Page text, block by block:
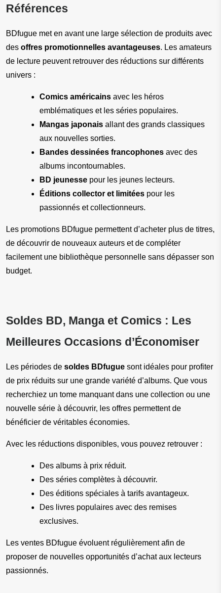
Références
BDfugue met en avant une large sélection de produits avec
des offres promotionnelles avantageuses. Les amateurs
de lecture peuvent retrouver des réductions sur différents
univers :
Comics américains avec les héros
emblématiques et les séries populaires.
Mangas japonais allant des grands classiques
aux nouvelles sorties.
Bandes dessinées francophones avec des
albums incontournables.
BD jeunesse pour les jeunes lecteurs.
Éditions collector et limitées pour les
passionnés et collectionneurs.
Les promotions BDfugue permettent d’acheter plus de titres,
de découvrir de nouveaux auteurs et de compléter
facilement une bibliothèque personnelle sans dépasser son
budget.
Soldes BD, Manga et Comics : Les
Meilleures Occasions d’Économiser
Les périodes de soldes BDfugue sont idéales pour profiter
de prix réduits sur une grande variété d’albums. Que vous
recherchiez un tome manquant dans une collection ou une
nouvelle série à découvrir, les offres permettent de
bénéficier de véritables économies.
Avec les réductions disponibles, vous pouvez retrouver :
Des albums à prix réduit.
Des séries complètes à découvrir.
Des éditions spéciales à tarifs avantageux.
Des livres populaires avec des remises
exclusives.
Les ventes BDfugue évoluent régulièrement afin de
proposer de nouvelles opportunités d’achat aux lecteurs
passionnés.